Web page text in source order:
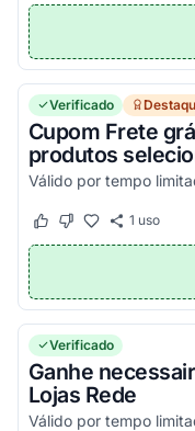
Verificado
Cupom Frete
produtos
Este cupom funcionou
Este cupom não
1 uso
Verificado
Ganhe
Lojas Rede
Válido por tempo